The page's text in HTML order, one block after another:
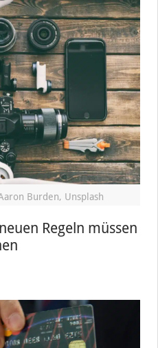
Burden, Unsplash
Regeln müssen